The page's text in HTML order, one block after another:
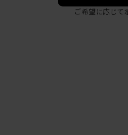
ご希望に応じて